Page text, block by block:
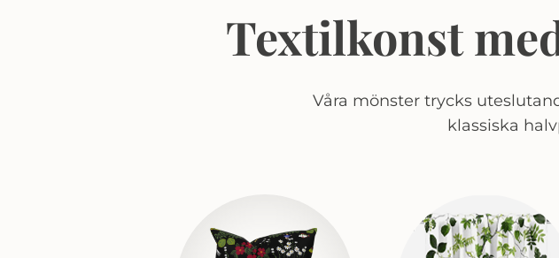
Textilkonst
Våra mönster trycks
klassiska